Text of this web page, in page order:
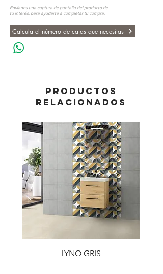
Envíanos una captura de pantalla del producto de
tu interés, para ayudarte a completar tu compra.
Calcula el número de cajas que necesitas
PRODUCTOS
RELACIONADOS
LYNO GRIS